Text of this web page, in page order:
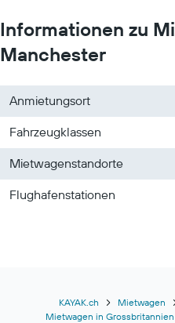
Informationen zu
Manchester
Anmietungsort
Fahrzeugklassen
Mietwagenstandorte
Flughafenstationen
KAYAK.ch Mietwagen
Mietwagen in Grossbritannien